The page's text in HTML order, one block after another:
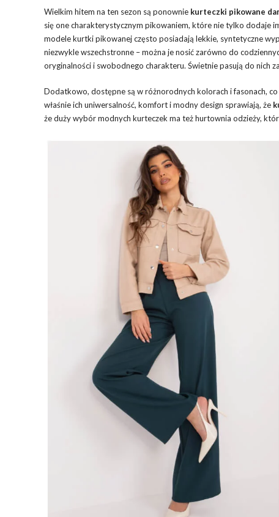
Wielkim hitem na ten sezon są ponownie kurteczki pikowane
się one charakterystycznym pikowaniem, które nie tylko dodaje
modele kurtki pikowanej często posiadają lekkie, syntetyczne
niezwykle wszechstronne – można je nosić zarówno do
oryginalności i swobodnego charakteru. Świetnie pasują do nich
Dodatkowo, dostępne są w różnorodnych kolorach i fasonach,
właśnie ich uniwersalność, komfort i modny design sprawiają, że
że duży wybór modnych kurteczek ma też hurtownia odzieży,